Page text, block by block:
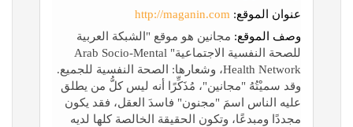
عنوان الموقع: http://maganin.com
وصف الموقع: مجانين هو موقع "الشبكة العربية
للصحة النفسية الاجتماعية" Arab Socio-Mental
Health Network، وشعارها: الصحة النفسية للجميع.
وقد سميْتُهُ "مجانين"، مُذَكِّرًا أنه ليس كلُّ من يطلق
عليه الناس اسمَ "مجنون" فاسدَ العقل، فقد يكون
مجددًا ومبدعًا، وتكون الحقيقة الخالصة كلها لديه